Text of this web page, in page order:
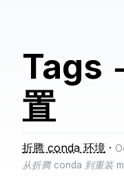
Tags
置
折腾 conda 环境 ·
从折腾 conda 到重装